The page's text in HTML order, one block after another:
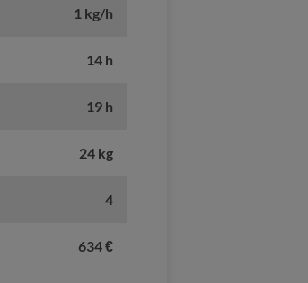
1 kg/h
14 h
19 h
24 kg
4
634 €